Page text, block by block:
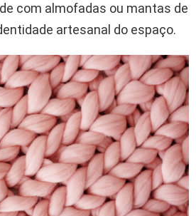
com almofadas ou mantas de
artesanal do espaço.